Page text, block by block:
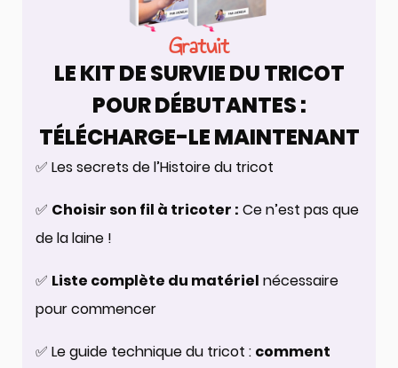
Gratuit
LE KIT DE SURVIE DU TRICOT
POUR DÉBUTANTES :
TÉLÉCHARGE-LE MAINTENANT
✅ Les secrets de l’Histoire du tricot
✅ Choisir son fil à tricoter : Ce n’est pas que
de la laine !
✅ Liste complète du matériel nécessaire
pour commencer
✅ Le guide technique du tricot : comment